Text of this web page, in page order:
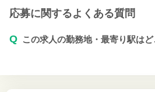
応募に関するよくある質問
Q この求人の勤務地・最寄り駅はど